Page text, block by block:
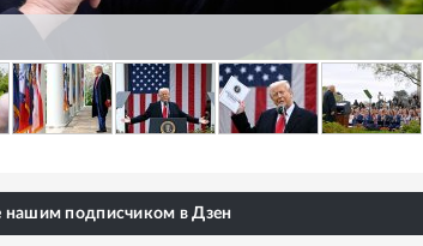
нашим подписчиком в Дзен